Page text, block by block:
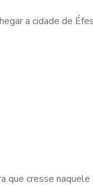
a cidade de
que cresse naquele